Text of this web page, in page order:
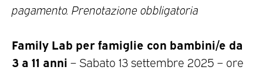
pagamento. Prenotazione obbligatoria
Family Lab per famiglie con bambini/e da
3 a 11 anni – Sabato 13 settembre 2025 – ore